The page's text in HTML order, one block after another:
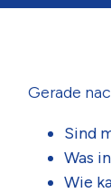
Gerade
Sind
Was
Wie